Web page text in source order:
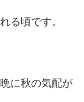
る頃です。
に秋の気配が